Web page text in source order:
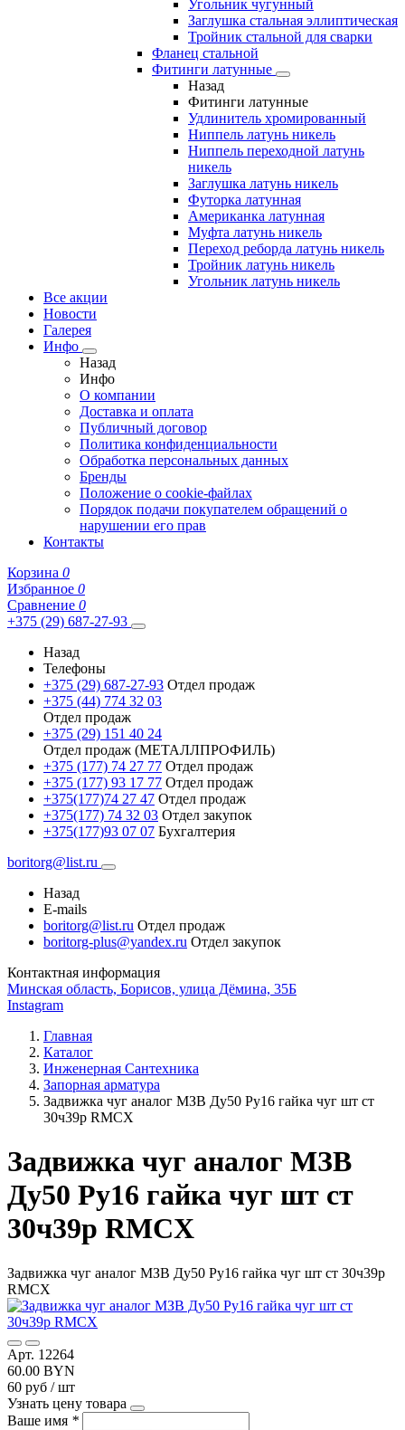
Угольник чугунный
Заглушка стальная эллиптическая
Тройник стальной для сварки
Фланец стальной
Фитинги латунные
Назад
Фитинги латунные
Удлинитель хромированный
Ниппель латунь никель
Ниппель переходной латунь
никель
Заглушка латунь никель
Футорка латунная
Американка латунная
Муфта латунь никель
Переход реборда латунь никель
Тройник латунь никель
Угольник латунь никель
Все акции
Новости
Галерея
Инфо
Назад
Инфо
О компании
Доставка и оплата
Публичный договор
Политика конфиденциальности
Обработка персональных данных
Бренды
Положение о cookie-файлах
Порядок подачи покупателем обращений о
нарушении его прав
Контакты
Корзина 0
Избранное 0
Сравнение 0
+375 (29) 687-27-93
Назад
Телефоны
+375 (29) 687-27-93 Отдел продаж
+375 (44) 774 32 03
Отдел продаж
+375 (29) 151 40 24
Отдел продаж (МЕТАЛЛПРОФИЛЬ)
+375 (177) 74 27 77 Отдел продаж
+375 (177) 93 17 77 Отдел продаж
+375(177)74 27 47 Отдел продаж
+375(177) 74 32 03 Отдел закупок
+375(177)93 07 07 Бухгалтерия
boritorg@list.ru
Назад
E-mails
boritorg@list.ru Отдел продаж
boritorg-plus@yandex.ru Отдел закупок
Контактная информация
Минская область, Борисов, улица Дёмина, 35Б
Instagram
Главная
Каталог
Инженерная Сантехника
Запорная арматура
Задвижка чуг аналог МЗВ Ду50 Ру16 гайка чуг шт ст
30ч39р RMCX
Задвижка чуг аналог МЗВ
Ду50 Ру16 гайка чуг шт ст
30ч39р RMCX
Задвижка чуг аналог МЗВ Ду50 Ру16 гайка чуг шт ст 30ч39р
RMCX
Арт. 12264
60.00 BYN
60 руб / шт
Узнать цену товара
Ваше имя *